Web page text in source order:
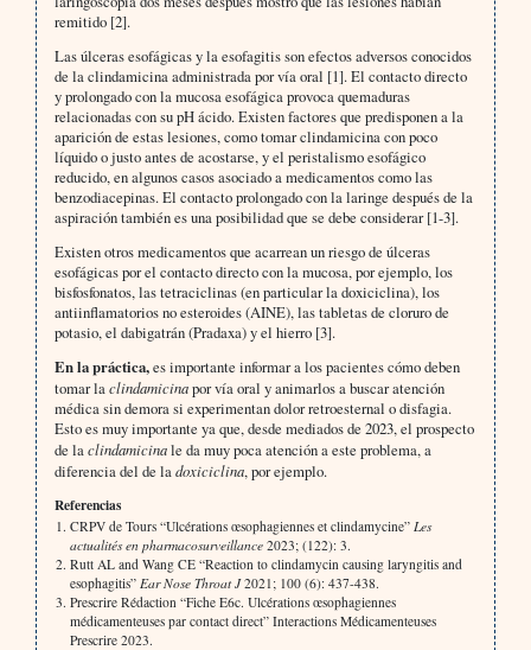
remitido [2].
Las úlceras esofágicas y la esofagitis son efectos adversos conocidos
de la clindamicina administrada por vía oral [1]. El contacto directo
y prolongado con la mucosa esofágica provoca quemaduras
relacionadas con su pH ácido. Existen factores que predisponen a la
aparición de estas lesiones, como tomar clindamicina con poco
líquido o justo antes de acostarse, y el peristalismo esofágico
reducido, en algunos casos asociado a medicamentos como las
benzodiacepinas. El contacto prolongado con la laringe después de la
aspiración también es una posibilidad que se debe considerar [1-3].
Existen otros medicamentos que acarrean un riesgo de úlceras
esofágicas por el contacto directo con la mucosa, por ejemplo, los
bisfosfonatos, las tetraciclinas (en particular la doxiciclina), los
antiinflamatorios no esteroides (AINE), las tabletas de cloruro de
potasio, el dabigatrán (Pradaxa) y el hierro [3].
En la práctica,es importante informar a los pacientes cómo deben
tomar laclindamicinapor vía oral y animarlos a buscar atención
médica sin demora si experimentan dolor retroesternal o disfagia.
Esto es muy importante ya que, desde mediados de 2023, el prospecto
de laclindamicinale da muy poca atención a este problema, a
diferencia del de ladoxiciclina, por ejemplo.
Referencias
CRPV de Tours “Ulcérations œsophagiennes et clindamycine” Les
actualités en pharmacosurveillance 2023; (122): 3.
Rutt AL and Wang CE “Reaction to clindamycin causing laryngitis and
esophagitis” Ear Nose Throat J2021; 100 (6): 437-438.
Prescrire Rédaction “Fiche E6c. Ulcérations œsophagiennes
médicamenteuses par contact direct” Interactions Médicamenteuses
Prescrire 2023.